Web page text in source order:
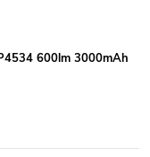
600lm 3000mAh